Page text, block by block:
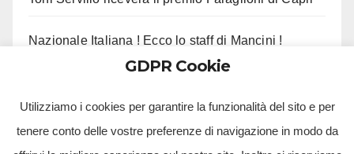
Nazionale Italiana ! Ecco lo staff di Mancini !
GDPR Cookie
Utilizziamo i cookies per garantire la funzionalità del sito e per
tenere conto delle vostre preferenze di navigazione in modo da